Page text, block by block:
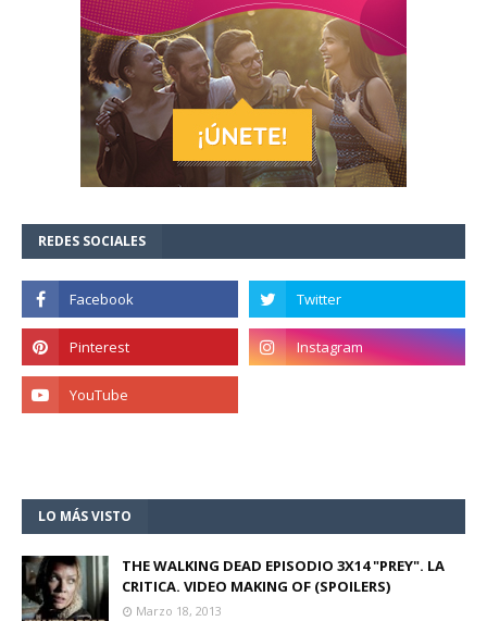
REDES SOCIALES
LO MÁS VISTO
THE WALKING DEAD EPISODIO 3X14 "PREY". LA
CRITICA. VIDEO MAKING OF (SPOILERS)
Marzo 18, 2013